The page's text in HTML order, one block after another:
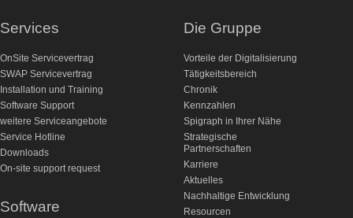
Services
OnSite Servicevertrag
SWAP Servicevertrag
Installation und Training
Software Support
weitere Serviceangebote
Service Hotline
Downloads
On-site support request
Software
Die Gruppe
Vorteile der Digitalisierung
Tätigkeitsbereich
Chronik
Kennzahlen
Spigraph in Ihrer Nähe
Strategische
Partnerschaften
Karriere
Aktuelles
Nachhaltige Entwicklung
Resourcen